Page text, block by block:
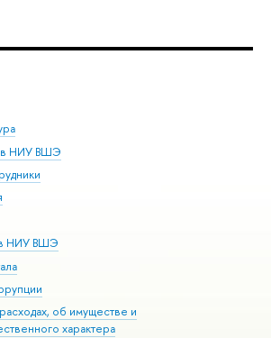
в НИУ ВШЭ
НИУ ВШЭ
об имуществе и
характера